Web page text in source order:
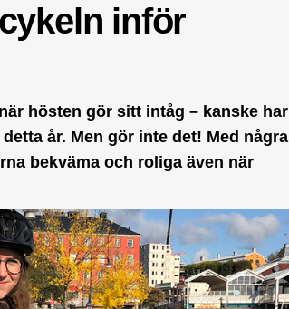
inför
hösten gör sitt intåg – kanske har
år. Men gör inte det! Med några
bekväma och roliga även när